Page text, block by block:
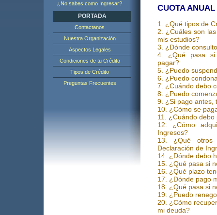
¿No sabes como Ingresar?
PORTADA
Contactanos
Nuestra Organización
Aspectos Legales
Condiciones de tu Crédito
Tipos de Crédito
Preguntas Frecuentes
CUOTA
1. ¿Qué tipos de
2. ¿Cuáles son
mis estudios?
3. ¿Dónde
4. ¿Qué pasa si
pagar?
5. ¿Puedo
6. ¿Puedo
7. ¿Cuándo debo
8. ¿Puedo
9. ¿Si pago antes,
10. ¿Cómo se
11. ¿Cuándo
12. ¿Cómo
Ingresos?
13. ¿Qué otros
Declaración de
14. ¿Dónde debo
15. ¿Qué pasa si
16. ¿Qué plazo
17. ¿Dónde pago
18. ¿Qué pasa si
19. ¿Puedo
20. ¿Cómo
mi deuda?